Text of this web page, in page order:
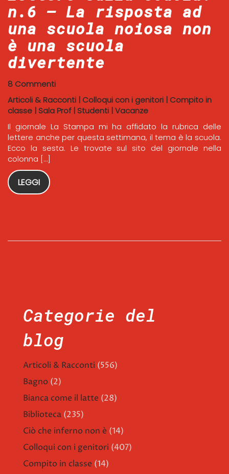
n.6 – La risposta ad
una scuola noiosa non
è una scuola
divertente
8 Commenti
Articoli & Racconti | Colloqui con i genitori | Compito in
classe | Sala Prof| Studenti |Vacanze
Il giornale La Stampa mi ha affidato la rubrica delle
lettere anche per questa settimana, il tema è la scuola.
Ecco la sesta. Le trovate sul sito del giornale nella
colonna […]
LEGGI
Categorie del
blog
Articoli & Racconti (556)
Bagno (2)
Bianca come il latte (28)
Biblioteca (235)
Ciò che inferno non è (14)
Colloqui con i genitori (407)
Compito in classe (14)